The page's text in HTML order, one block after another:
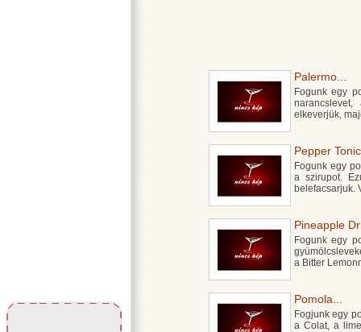
Palermo...
Fogunk egy
elkeverjük,
Pepper
Fogunk egy
a szirupot.
belefacsarjuk.
Pineapple
Fogunk egy
a Bitter
Pomola...
Fogjunk egy
a Colat, a